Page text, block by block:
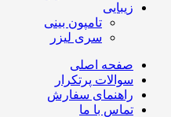
زیبایی
تامپون بینی
سری لیزر
صفحه اصلی
سوالات پرتکرار
راهنمای سفارش
تماس با ما